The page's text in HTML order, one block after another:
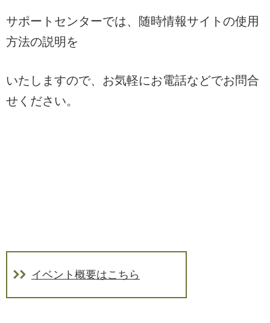
サポートセンターでは、随時情報サイトの使用
方法の説明を
いたしますので、お気軽にお電話などでお問合
せください。
イベント概要はこちら